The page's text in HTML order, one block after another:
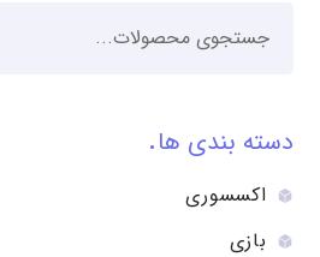
دسته بندی ها
اکسسوری
بازی